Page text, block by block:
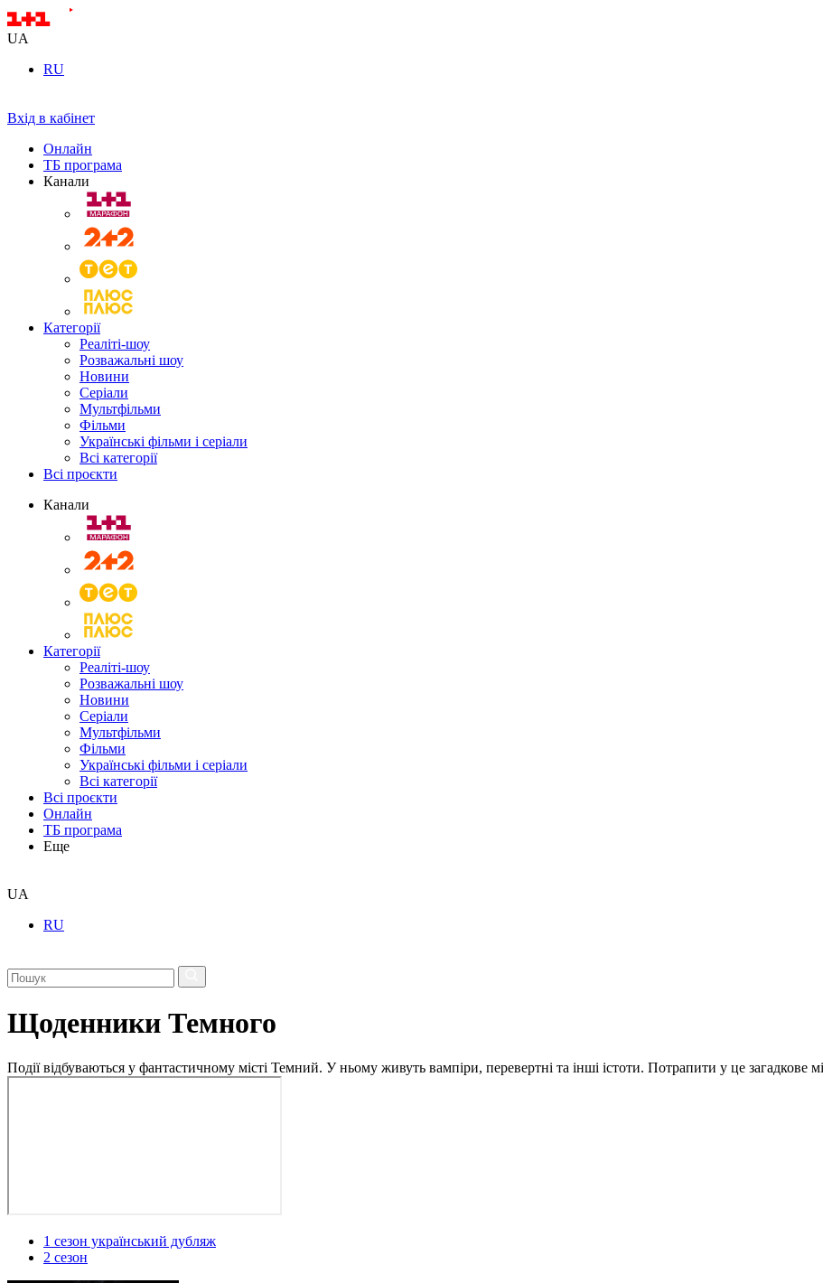
UA
RU
Вхід в кабінет
Онлайн
ТБ програма
Канали
Категорії
Реаліті-шоу
Розважальні шоу
Новини
Серіали
Мультфільми
Фільми
Українські фільми і серіали
Всі категорії
Всі проєкти
Канали
Категорії
Реаліті-шоу
Розважальні шоу
Новини
Серіали
Мультфільми
Фільми
Українські фільми і серіали
Всі категорії
Всі проєкти
Онлайн
ТБ програма
Еще
UA
RU
Щоденники Темного
Події відбуваються у фантастичному місті Темний. У ньому живуть вампіри, перевертні та інші істоти. Потрапити у це загадкове
1 сезон український дубляж
2 сезон